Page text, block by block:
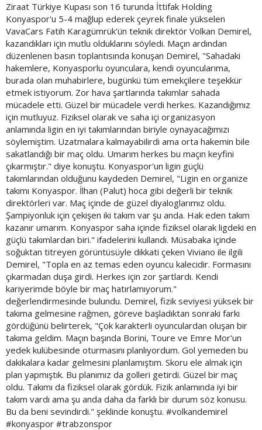
Ziraat Türkiye Kupası son 16 turunda İttifak Holding
Konyaspor'u 5-4 mağlup ederek çeyrek finale yükselen
VavaCars Fatih Karagümrük'ün teknik direktör Volkan Demirel,
kazandıkları için mutlu olduklarını söyledi. Maçın ardından
düzenlenen basın toplantısında konuşan Demirel, "Sahadaki
hakemlere, Konyasporlu oyunculara, kendi oyuncularıma,
burada olan muhabirlere, bugünkü tüm emekçilere teşekkür
etmek istiyorum. Zor hava şartlarında takımlar sahada
mücadele etti. Güzel bir mücadele verdi herkes. Kazandığımız
için mutluyuz. Fiziksel olarak ve saha içi organizasyon
anlamında ligin en iyi takımlarından biriyle oynayacağımızı
söylemiştim. Uzatmalara kalmayabilirdi ama orta hakemin bile
sakatlandığı bir maç oldu. Umarım herkes bu maçın keyfini
çıkarmıştır." diye konuştu. Konyaspor'un ligin güçlü
takımlarından olduğunu kaydeden Demirel, "Ligin en organize
takımı Konyaspor. İlhan (Palut) hoca gibi değerli bir teknik
direktörleri var. Maç içinde de güzel diyaloglarımız oldu.
Şampiyonluk için çekişen iki takım var şu anda. Hak eden takım
kazanır umarım. Konyaspor saha içinde fiziksel olarak ligdeki en
güçlü takımlardan biri." ifadelerini kullandı. Müsabaka içinde
soğuktan titreyen görüntüsüyle dikkati çeken Viviano ile ilgili
Demirel, "Topla en az temas eden oyuncu kalecidir. Formasını
çıkarmadan duşa girdi. Herkes için zor şartlardı. Kendi
kariyerimde böyle bir maç hatırlamıyorum."
değerlendirmesinde bulundu. Demirel, fizik seviyesi yüksek bir
takıma gelmesine rağmen, göreve başladıktan sonraki farkı
gördüğünü belirterek, "Çok karakterli oyunculardan oluşan bir
takıma geldim. Maçın başında Borini, Toure ve Emre Mor'un
yedek kulübesinde oturmasını planlıyordum. Gol yemeden bu
dakikalara kadar gelmesini planlamıştım. Skoru ele almak için
plan yapmıştık. Bu planımız da golleri getirdi. Güzel bir maç
oldu. Takımı da fiziksel olarak gördük. Fizik anlamında iyi bir
takım vardı ama şu anda daha da farklı bir durum söz konusu.
Bu da beni sevindirdi." şeklinde konuştu. #volkandemirel
#konyaspor #trabzonspor